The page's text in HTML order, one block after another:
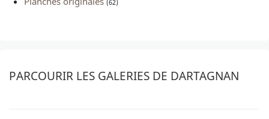
(62)
PARCOURIR LES GALERIES DE DARTAGNAN